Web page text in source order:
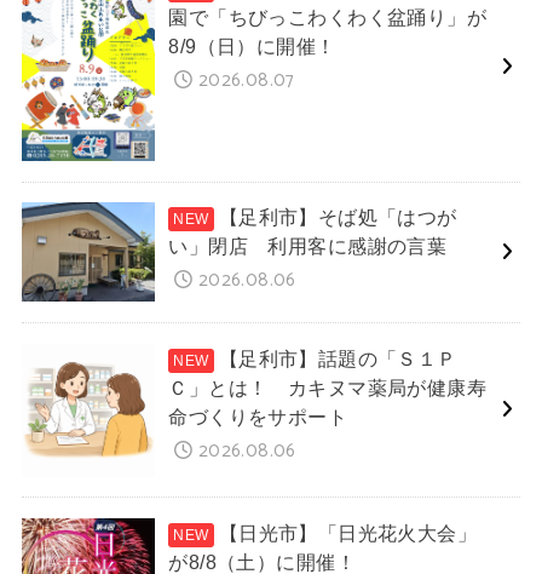
園で「ちびっこわくわく盆踊り」が
8/9（日）に開催！
2026.08.07
【足利市】そば処「はつが
い」閉店 利用客に感謝の言葉
2026.08.06
【足利市】話題の「Ｓ１Ｐ
Ｃ」とは！ カキヌマ薬局が健康寿
命づくりをサポート
2026.08.06
【日光市】「日光花火大会」
が8/8（土）に開催！